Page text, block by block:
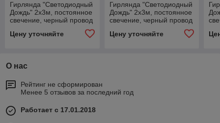
Гирлянда "Светодиодный
Дождь" 2х3м, постоянное
свечение, черный провод
"КАУЧУК", 230 В, диоды
ЗЕЛЁНЫЕ, 760 LED
Цену уточняйте
Гирлянда "Светодиодный
Дождь" 2х3м, постоянное
свечение, черный провод
"КАУЧУК", 230 В, диоды
КРАСНЫЕ, 760 LED
Цену уточняйте
О нас
Рейтинг не сформирован
Менее 5 отзывов за последний год
Работает с 17.01.2018